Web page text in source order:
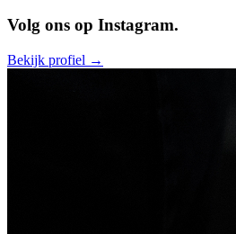
Volg ons op Instagram.
Bekijk profiel →